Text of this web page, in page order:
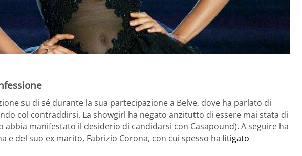
su di sé durante la sua partecipazione a Belve, dove ha parlato di
col contraddirsi. La showgirl ha negato anzitutto di essere mai stata di
abbia manifestato il desiderio di candidarsi con Casapound). A seguire ha
e del suo ex marito, Fabrizio Corona, con cui spesso ha litigato